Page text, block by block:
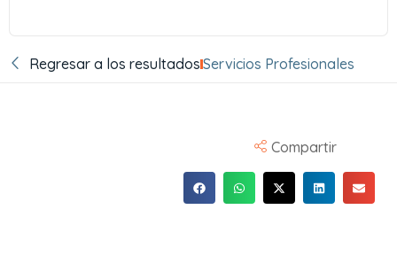
Regresar a los resultadosServicios Profesionales
Compartir